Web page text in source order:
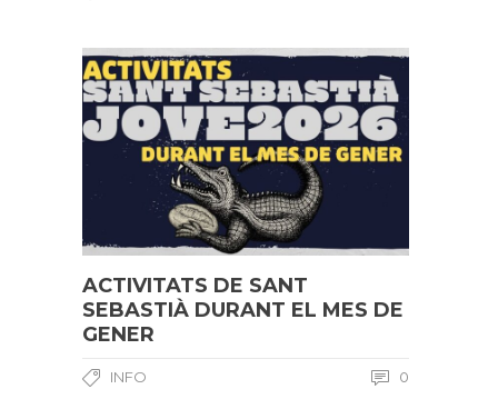
ACTIVITATS DE SANT
SEBASTIÀ DURANT EL MES DE
GENER
INFO 0